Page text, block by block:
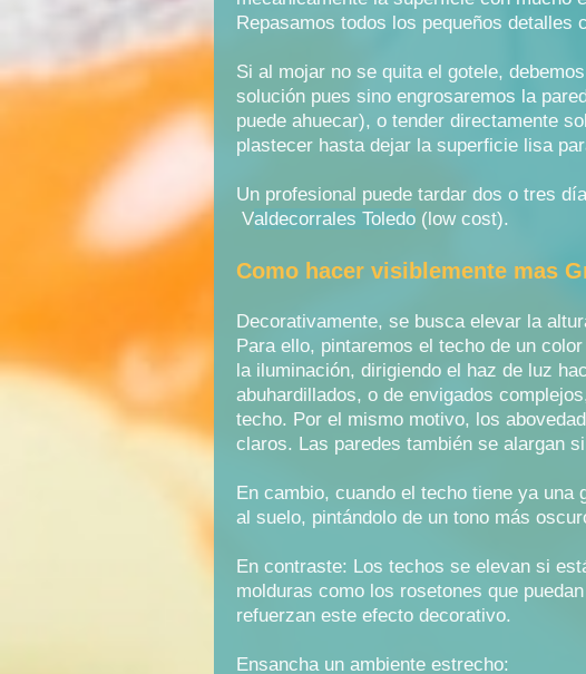
Repasamos todos los pequeños
Si al mojar no se quita el gotele,
solución pues sino engrosaremos la
puede ahuecar), o tender directamente
plastecer hasta dejar la superficie lisa
Un profesional puede tardar dos o
Valdecorrales Toledo (low cost).
Como hacer visiblemente mas
Decorativamente, se busca elevar la
Para ello, pintaremos el techo de un
la iluminación, dirigiendo el haz de luz
abuhardillados, o de envigados
techo. Por el mismo motivo, los
claros. Las paredes también se alargan
En cambio, cuando el techo tiene ya
al suelo, pintándolo de un tono más
En contraste: Los techos se elevan si
molduras como los rosetones que
refuerzan este efecto decorativo.
Ensancha un ambiente estrecho: